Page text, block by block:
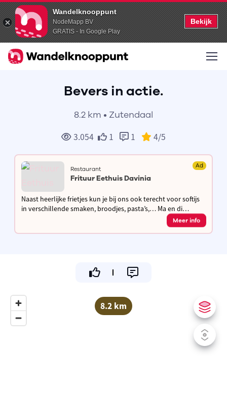
Wandelknooppunt
NodeMapp BV
GRATIS - In Google Play
Bekijk
Bevers in actie.
8.2 km • Zutendaal
3.054 1 1 4/5
Restaurant Ad
Frituur Eethuis Davinia
Naast heerlijke frietjes kun je bij ons ook terecht voor softijs
in verschillende smaken, broodjes, pasta’s,… Ma en di
gesloten, andere dagen open van 11.30u tot 13.30u en van
Meer info
8.2 km